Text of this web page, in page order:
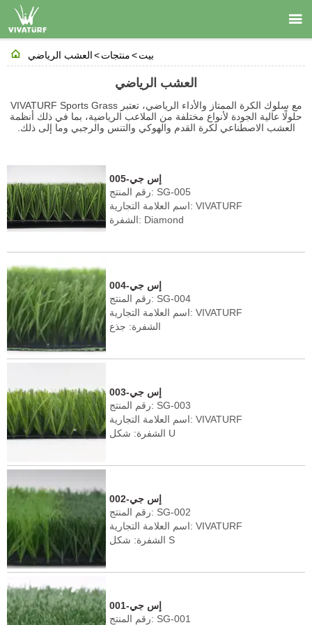

 بيت>منتجات>العشب الرياضي
العشب الرياضي
مع سلوك الكرة الممتاز والأداء الرياضي، تعتبر VIVATURF Sports Grass
حلولًا عالية الجودة لأنواع مختلفة من الملاعب الرياضية، بما في ذلك أنظمة
العشب الاصطناعي لكرة القدم والهوكي والتنس والرجبي وما إلى ذلك.
إس جي-005
رقم المنتج: SG-005
اسم العلامة التجارية: VIVATURF
الشفرة: Diamond
إس جي-004
رقم المنتج: SG-004
اسم العلامة التجارية: VIVATURF
الشفرة: جذع
إس جي-003
رقم المنتج: SG-003
اسم العلامة التجارية: VIVATURF
الشفرة: شكل U
إس جي-002
رقم المنتج: SG-002
اسم العلامة التجارية: VIVATURF
الشفرة: شكل S
إس جي-001
رقم المنتج: SG-001